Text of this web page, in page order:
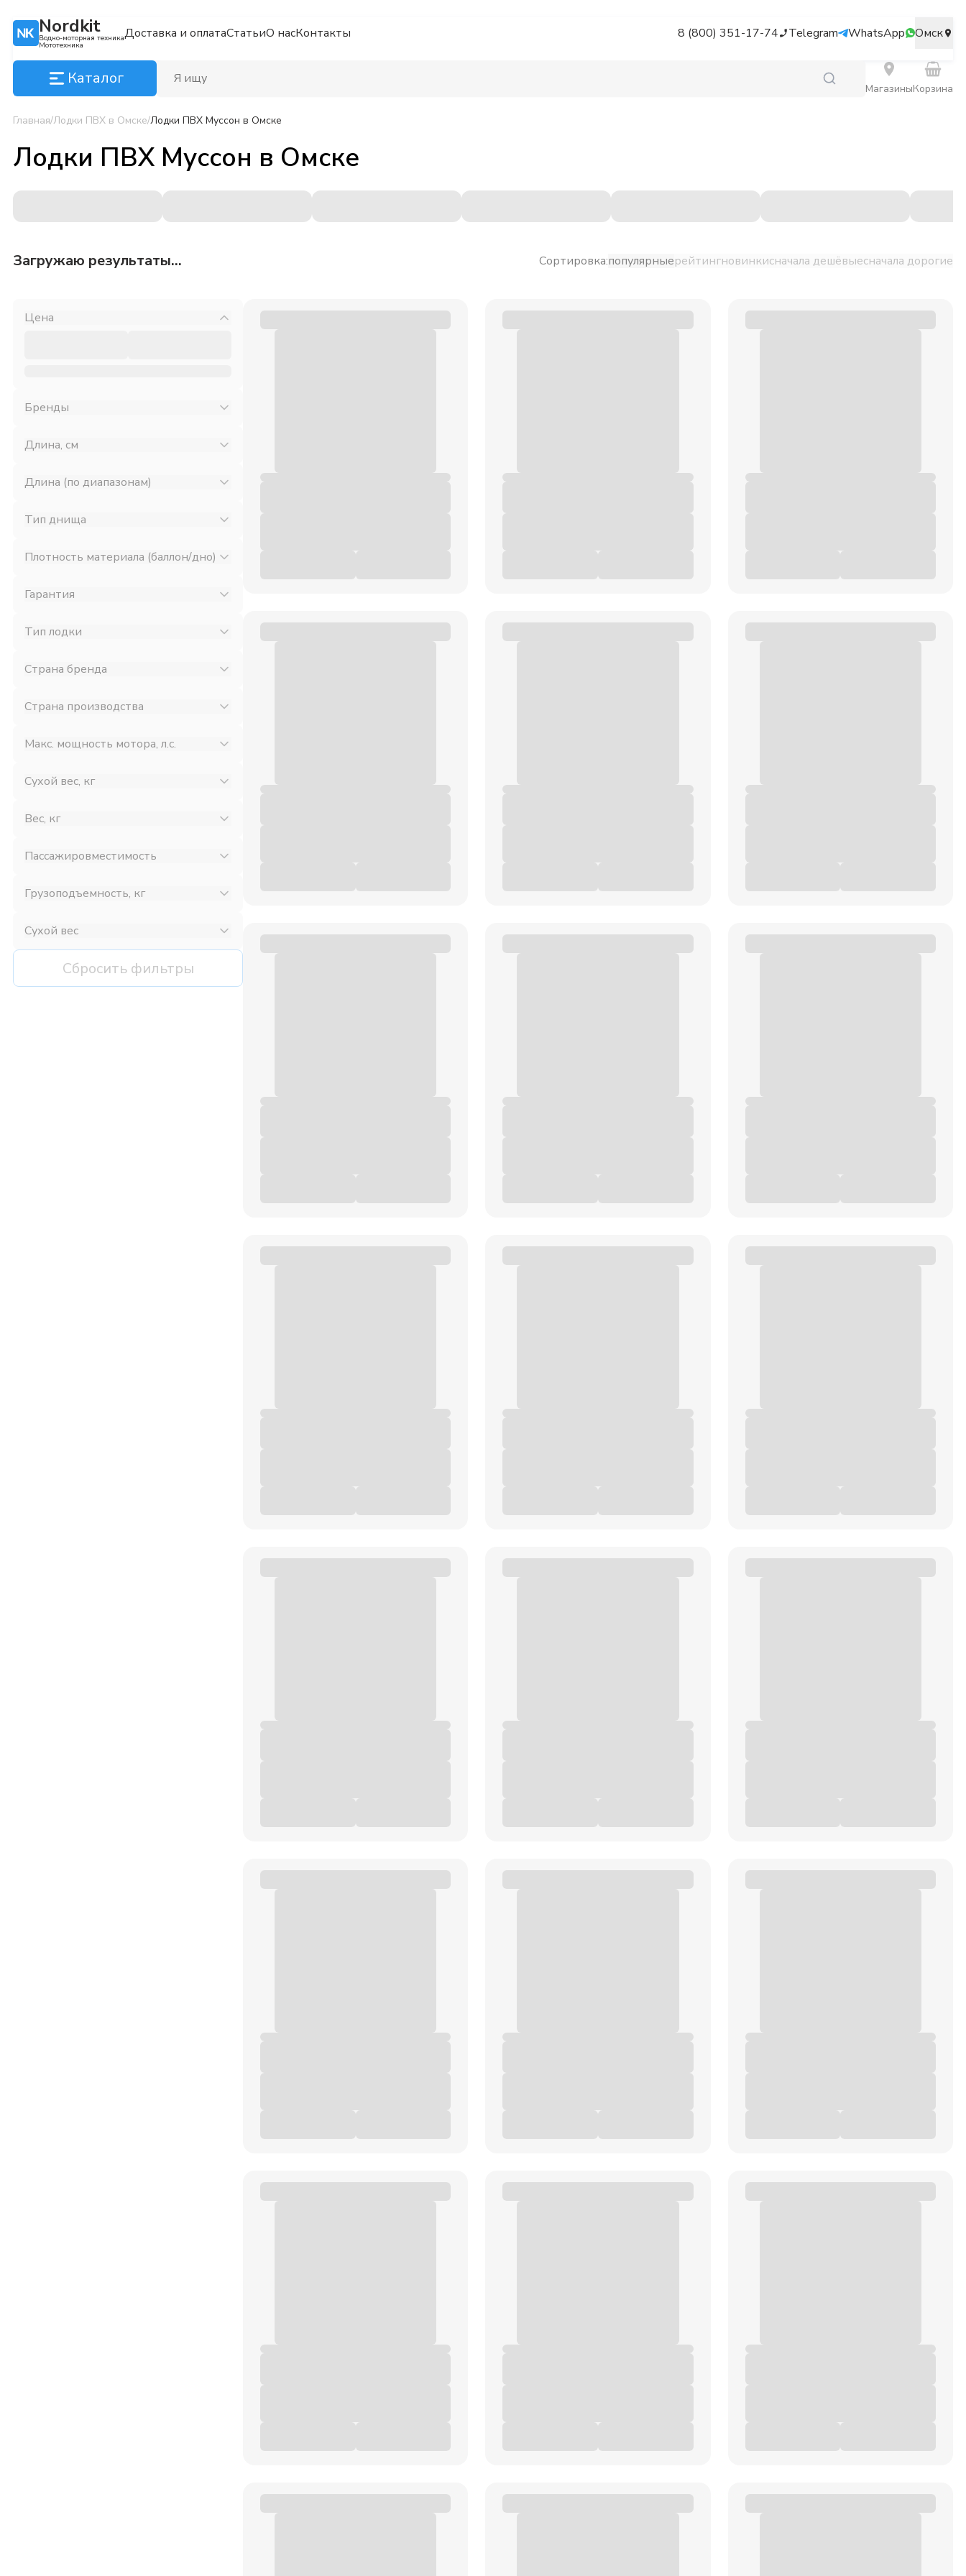
Nordkit
Водно-моторная техника
Мототехника
Доставка и оплатаСтатьиО насКонтакты 8 (800) 351-17-74 Telegram WhatsApp Омск
Каталог
МагазиныКорзина
Главная/Лодки ПВХ в Омске/Лодки ПВХ Муссон в Омске
Лодки ПВХ Муссон в Омске
Загружаю результаты... Сортировка:популярныерейтингновинкисначала дешёвыесначала дорогие
Цена
Бренды
Длина, см
Длина (по диапазонам)
Тип днища
Плотность материала (баллон/дно)
Гарантия
Тип лодки
Страна бренда
Страна производства
Макс. мощность мотора, л.с.
Сухой вес, кг
Вес, кг
Пассажировместимость
Грузоподъемность, кг
Сухой вес
Сбросить фильтры